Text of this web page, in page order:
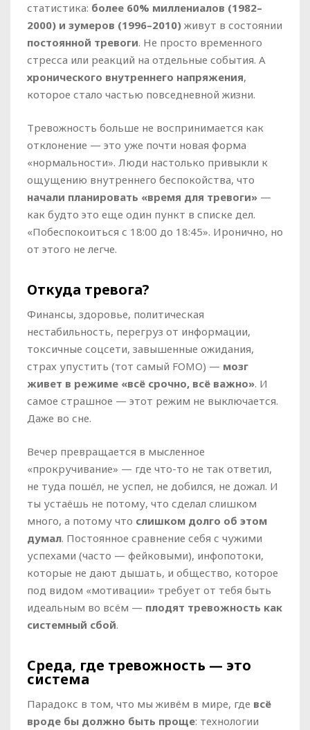
статистика: более 60% миллениалов (1982–
2000) и зумеров (1996–2010) живут в состоянии
постоянной тревоги. Не просто временного
стресса или реакций на отдельные события. А
хронического внутреннего напряжения,
которое стало частью повседневной жизни.
Тревожность больше не воспринимается как
отклонение — это уже почти новая форма
«нормальности». Люди настолько привыкли к
ощущению внутреннего беспокойства, что
начали планировать «время для тревоги» —
как будто это еще один пункт в списке дел.
«Побеспокоиться с 18:00 до 18:45». Иронично, но
от этого не легче.
Откуда тревога?
Финансы, здоровье, политическая
нестабильность, перегруз от информации,
токсичные соцсети, завышенные ожидания,
страх упустить (тот самый FOMO) — мозг
живет в режиме «всё срочно, всё важно». И
самое страшное — этот режим не выключается.
Даже во сне.
Вечер превращается в мысленное
«прокручивание» — где что-то не так ответил,
не туда пошёл, не успел, не добился, не дожал. И
ты устаёшь не потому, что сделал слишком
много, а потому что слишком долго об этом
думал. Постоянное сравнение себя с чужими
успехами (часто — фейковыми), инфопотоки,
которые не дают дышать, и общество, которое
под видом «мотивации» требует от тебя быть
идеальным во всём — плодят тревожность как
системный сбой.
Среда, где тревожность — это
система
Парадокс в том, что мы живём в мире, где всё
вроде бы должно быть проще: технологии